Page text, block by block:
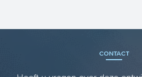
energiebesparende
CONTACT